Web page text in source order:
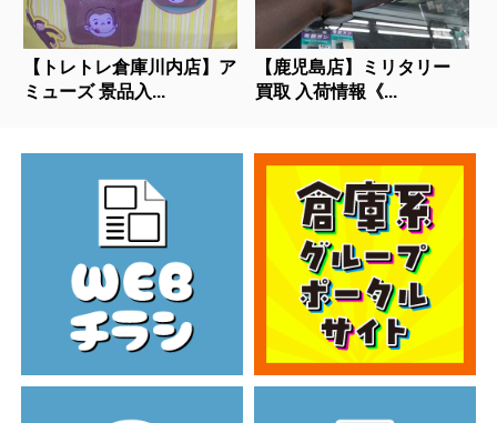
【トレトレ倉庫川内店】ア
ミューズ 景品入...
【鹿児島店】ミリタリー
買取 入荷情報《...